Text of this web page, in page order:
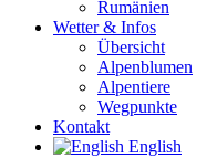
Rumänien
Wetter & Infos
Übersicht
Alpenblumen
Alpentiere
Wegpunkte
Kontakt
English